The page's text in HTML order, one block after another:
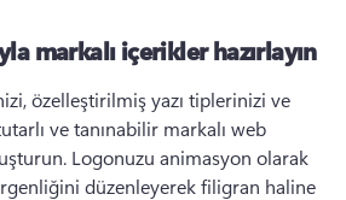
markalı içerikler hazırlayın
özelleştirilmiş yazı tiplerinizi ve
ve tanınabilir markalı web
Logonuzu animasyon olarak
düzenleyerek filigran haline